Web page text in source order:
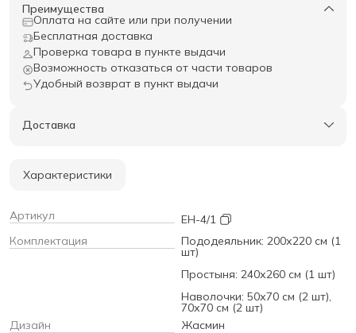
Преимущества
Оплата на сайте или при получении
Бесплатная доставка
Проверка товара в пункте выдачи
Возможность отказаться от части товаров
Удобный возврат в пункт выдачи
Доставка
Характеристики
Артикул
EH-4/1
Комплектация
Пододеяльник: 200х220 см (1
шт)
Простыня: 240х260 см (1 шт)
Наволочки: 50х70 см (2 шт),
70х70 см (2 шт)
Дизайн
Жасмин